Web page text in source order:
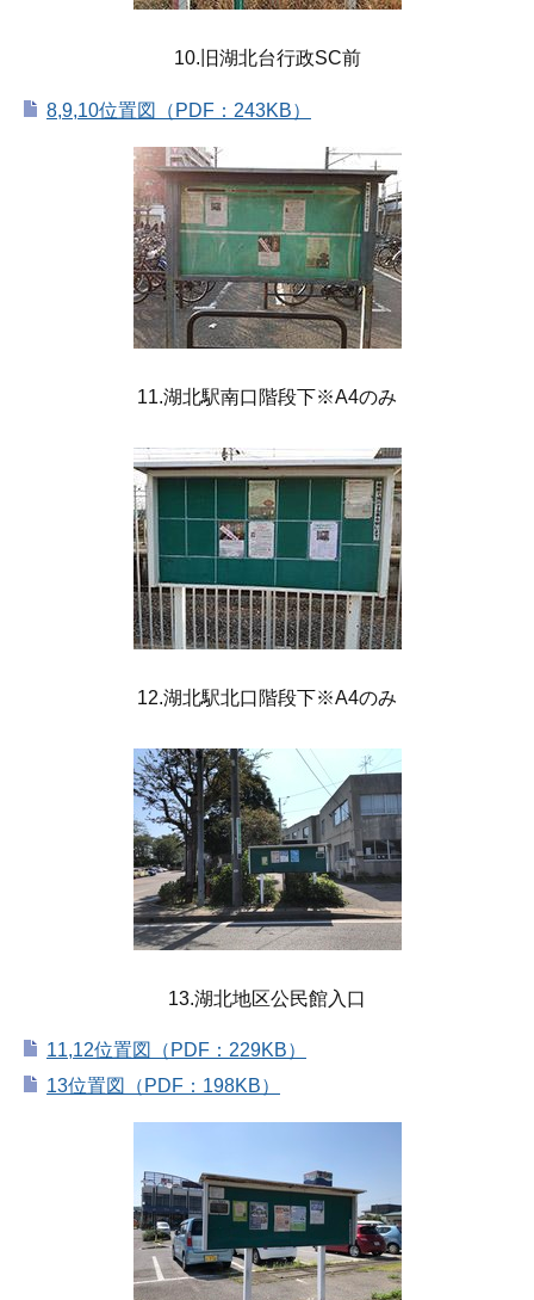
10.旧湖北台行政SC前
8,9,10位置図（PDF：243KB）
11.湖北駅南口階段下※A4のみ
12.湖北駅北口階段下※A4のみ
13.湖北地区公民館入口
11,12位置図（PDF：229KB）
13位置図（PDF：198KB）